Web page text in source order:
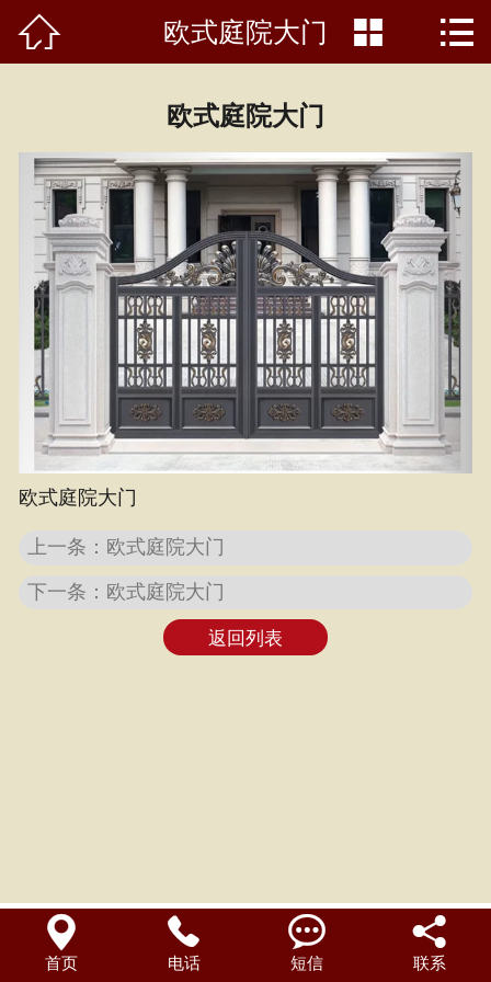
 首页
产品中心
产品知识
荣誉资质
公司展示
人才招聘
在线留言
 欧式庭院大门  
欧式庭院大门
欧式庭院大门
上一条：欧式庭院大门
下一条：欧式庭院大门
返回列表

首页

电话

短信

联系